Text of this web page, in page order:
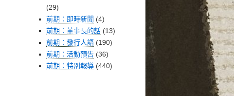
(29)
前期：即時新聞 (4)
前期：董事長的話 (13)
前期：發行人語 (190)
前期：活動預告 (36)
前期：特別報導 (440)